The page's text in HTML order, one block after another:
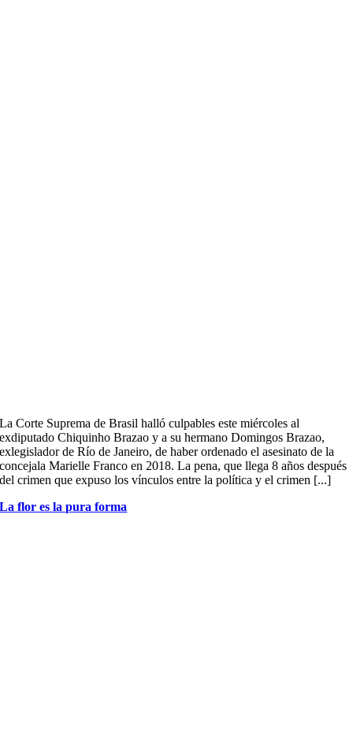
La Corte Suprema de Brasil halló culpables este miércoles al
exdiputado Chiquinho Brazao y a su hermano Domingos Brazao,
exlegislador de Río de Janeiro, de haber ordenado el asesinato de la
concejala Marielle Franco en 2018. La pena, que llega 8 años después
del crimen que expuso los vínculos entre la política y el crimen [...]
La flor es la pura forma